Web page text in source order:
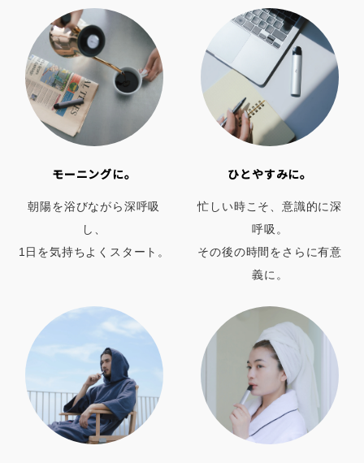
モーニングに。
朝陽を浴びながら深呼吸
し、
1日を気持ちよくスタート。
ひとやすみに。
忙しい時こそ、意識的に深
呼吸。
その後の時間をさらに有意
義に。